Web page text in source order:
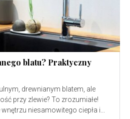
blatu? Praktyczny
drewnianym blatem, ale
przy zlewie? To zrozumiałe!
niesamowitego ciepła i...